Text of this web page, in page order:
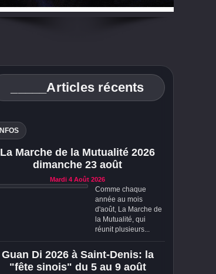
_____Articles récents
INFOS
La Marche de la Mutualité 2026
dimanche 23 août
Mardi 4 Août 2026
Comme chaque
année au mois
d'août, La Marche de
la Mutualité, qui
réunit plusieurs...
Guan Di 2026 à Saint-Denis: la
"fête sinois" du 5 au 9 août